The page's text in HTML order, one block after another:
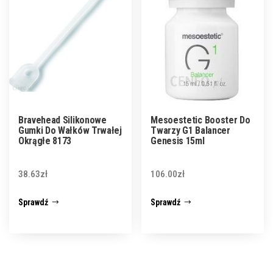
Bravehead Silikonowe
Gumki Do Wałków Trwałej
Okrągłe 8173
38.63zł
Sprawdź
Mesoestetic Booster Do
Twarzy G1 Balancer
Genesis 15ml
106.00zł
Sprawdź